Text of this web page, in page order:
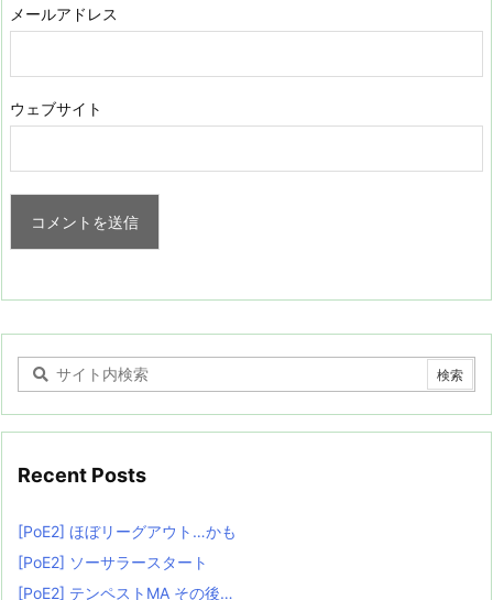
メールアドレス
ウェブサイト
Recent Posts
[PoE2] ほぼリーグアウト…かも
[PoE2] ソーサラースタート
[PoE2] テンペストMA その後…